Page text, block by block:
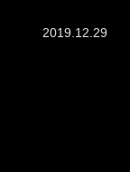
2019.12.29